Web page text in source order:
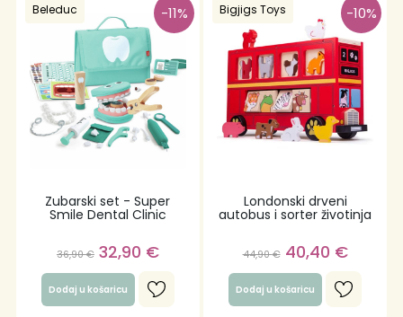
Zubarski set - Super
Smile Dental Clinic
Beleduc
36,90€ 32,90 €
Dodaj u košaricu
-11%
Londonski drveni
autobus i sorter životinja
Bigjigs Toys
44,90€ 40,40 €
Dodaj u košaricu
-10%